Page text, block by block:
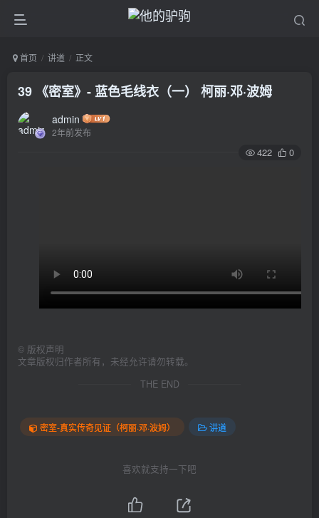
首页 讲道 正文
39 《密室》- 蓝色毛线衣（一） 柯丽·邓·波姆
admin
2年前发布
422 0
© 版权声明
文章版权归作者所有，未经允许请勿转载。
THE END
密室-真实传奇见证（柯丽·邓·波姆） 讲道
喜欢就支持一下吧